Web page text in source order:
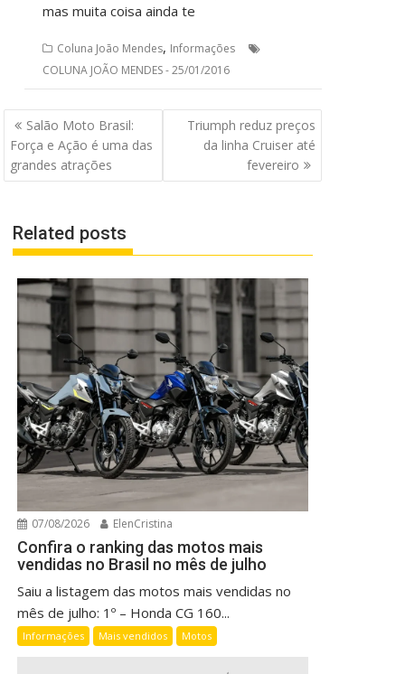
mas muita coisa ainda te
Coluna João Mendes, Informações
COLUNA JOÃO MENDES - 25/01/2016
Navegação
de
Post
Salão Moto Brasil:
Força e Ação é uma das
grandes atrações
Triumph reduz preços
da linha Cruiser até
fevereiro
Related posts
07/08/2026 ElenCristina
Confira o ranking das motos mais
vendidas no Brasil no mês de julho
Saiu a listagem das motos mais vendidas no
mês de julho: 1º – Honda CG 160...
Informações Mais vendidos Motos